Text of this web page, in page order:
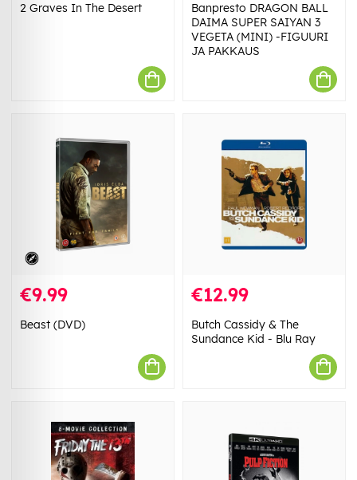
2 Graves In The Desert
Banpresto DRAGON BALL
DAIMA SUPER SAIYAN 3
VEGETA (MINI) -FIGUURI
JA PAKKAUS
€9.99
Beast (DVD)
€12.99
Butch Cassidy & The
Sundance Kid - Blu Ray